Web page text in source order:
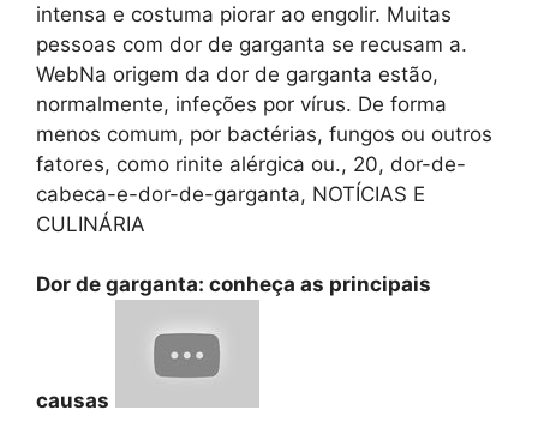
intensa e costuma piorar ao engolir. Muitas
pessoas com dor de garganta se recusam a.
WebNa origem da dor de garganta estão,
normalmente, infeções por vírus. De forma
menos comum, por bactérias, fungos ou outros
fatores, como rinite alérgica ou., 20, dor-de-
cabeca-e-dor-de-garganta, NOTÍCIAS E
CULINÁRIA
Dor de garganta: conheça as principais
causas